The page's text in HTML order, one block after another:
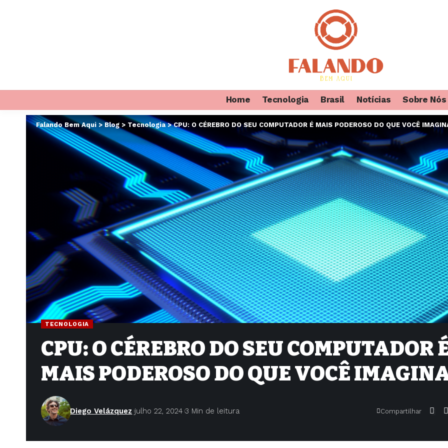
Home Tecnologia Brasil Notícias Sobre Nós
Falando Bem Aqui >Blog > Tecnologia>CPU: O CÉREBRO DO SEU COMPUTADOR É MAIS PODEROSO DO QUE VOCÊ
TECNOLOGIA
CPU: O CÉREBRO DO SEU COMPUTADOR
MAIS PODEROSO DO QUE VOCÊ
Diego Velázquez julho 22, 2024 3 Min de leitura Compartilhar